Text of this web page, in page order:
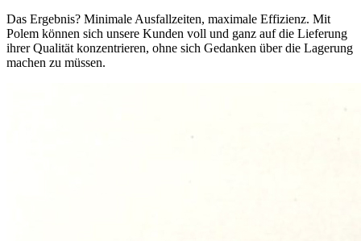
Das Ergebnis? Minimale Ausfallzeiten, maximale Effizienz. Mit
Polem können sich unsere Kunden voll und ganz auf die Lieferung
ihrer Qualität konzentrieren, ohne sich Gedanken über die Lagerung
machen zu müssen.